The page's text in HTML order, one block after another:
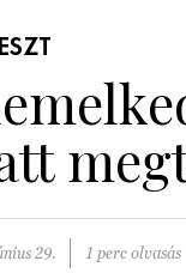
29. 1 perc olvasás